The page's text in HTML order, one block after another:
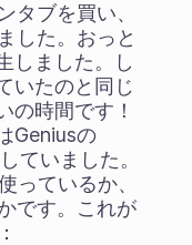
タブを買い、
した。おっと
しました。し
いたのと同じ
の時間です！
Geniusの
ていました。
っているか、
です。これが